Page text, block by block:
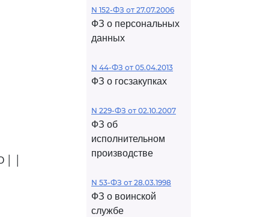
│ │
N 152-ФЗ от 27.07.2006
ФЗ о персональных
данных
N 44-ФЗ от 05.04.2013
ФЗ о госзакупках
N 229-ФЗ от 02.10.2007
ФЗ об
исполнительном
производстве
N 53-ФЗ от 28.03.1998
ФЗ о воинской
службе